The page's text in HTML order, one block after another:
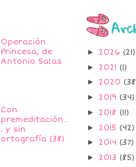
Operación
Princesa, de
Antonio Salas
Con
premeditación..
. y sin
ortografía (38)
► 2026 (21)
► 2021 (1)
► 2020
► 2019 (34)
► 2018 (11)
► 2015 (42)
► 2014 (37)
► 2013 (85)